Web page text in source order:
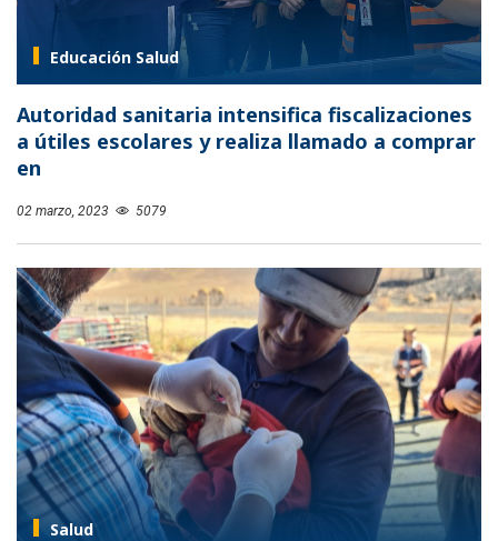
Educación Salud
Autoridad sanitaria intensifica fiscalizaciones
a útiles escolares y realiza llamado a comprar
en
02 marzo, 2023 5079
Salud